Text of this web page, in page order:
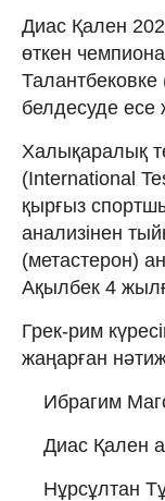
Диас Қален
өткен
белдесуде есе
Халықаралық
(International
қырғыз
анализінен
(метастерон)
Ақылбек 4
Грек-рим
жаңарған
Ибрагим
Диас Қален
Нұрсұлтан